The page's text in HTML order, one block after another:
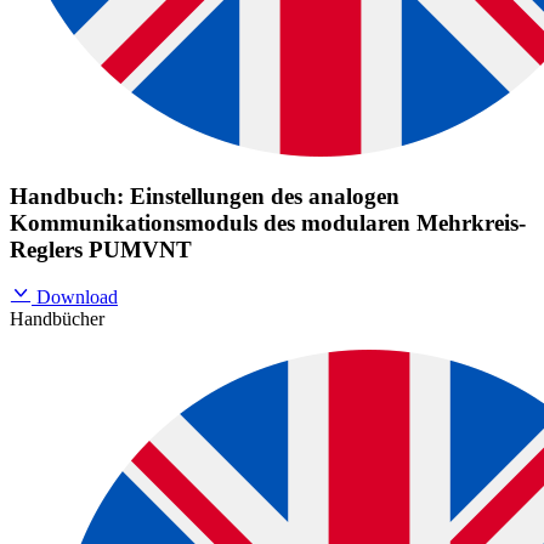
Handbuch: Einstellungen des analogen
Kommunikationsmoduls des modularen Mehrkreis-
Reglers PUMVNT
Download
Handbücher